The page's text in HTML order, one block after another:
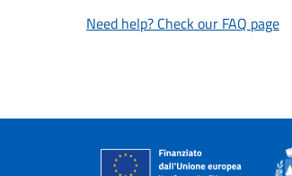
Need help? Check our FAQ page